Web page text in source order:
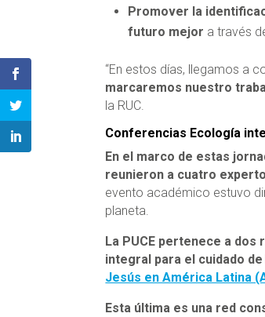
Promover la
futuro mejor a través
“En estos días, llegamos a
marcaremos nuestro
la RUC.
Conferencias Ecología
En el marco de estas
reunieron a cuatro
evento académico estuvo
planeta.
La PUCE pertenece a
integral para el cuidado de
Jesús en América Latina
Esta última es una red